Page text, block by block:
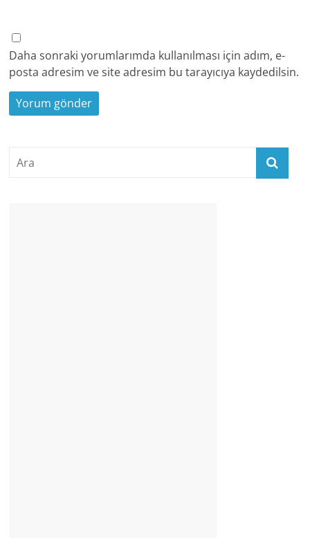
Daha sonraki yorumlarımda kullanılması için adım, e-
posta adresim ve site adresim bu tarayıcıya kaydedilsin.